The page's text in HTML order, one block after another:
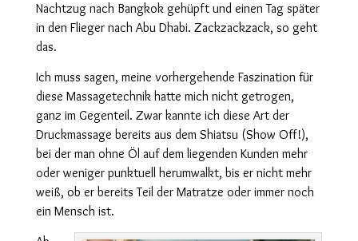
Nachtzug nach Bangkok gehüpft und einen Tag später
in den Flieger nach Abu Dhabi. Zackzackzack, so geht
das.
Ich muss sagen, meine vorhergehende Faszination für
diese Massagetechnik hatte mich nicht getrogen,
ganz im Gegenteil. Zwar kannte ich diese Art der
Druckmassage bereits aus dem Shiatsu (Show Off!),
bei der man ohne Öl auf dem liegenden Kunden mehr
oder weniger punktuell herumwalkt, bis er nicht mehr
weiß, ob er bereits Teil der Matratze oder immer noch
ein Mensch ist.